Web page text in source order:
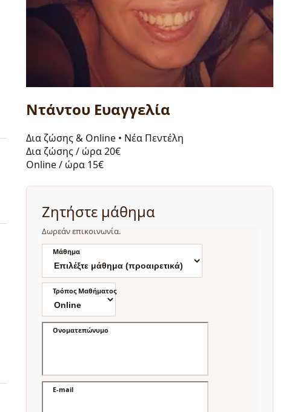
Ντάντου Ευαγγελία
Δια ζώσης & Online • Νέα Πεντέλη
Δια ζώσης / ώρα20€
Online / ώρα 15€
Ζητήστε μάθημα
Δωρεάν επικοινωνία.
Μάθημα
Τρόπος Μαθήματος
Ονοματεπώνυμο
E-mail